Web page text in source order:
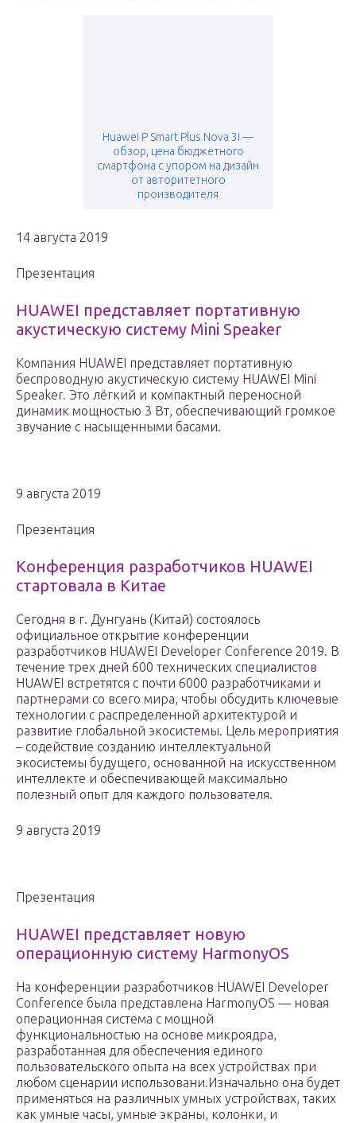
Huawei P Smart Plus Nova 3i —
обзор, цена бюджетного
смартфона с упором на дизайн
от авторитетного
производителя
14 августа 2019
Презентация
HUAWEI представляет портативную
акустическую систему Mini Speaker
Компания HUAWEI представляет портативную
беспроводную акустическую систему HUAWEI Mini
Speaker. Это лёгкий и компактный переносной
динамик мощностью 3 Вт, обеспечивающий громкое
звучание с насыщенными басами.
9 августа 2019
Презентация
Конференция разработчиков HUAWEI
стартовала в Китае
Сегодня в г. Дунгуань (Китай) состоялось
официальное открытие конференции
разработчиков HUAWEI Developer Conference 2019. В
течение трех дней 600 технических специалистов
HUAWEI встретятся с почти 6000 разработчиками и
партнерами со всего мира, чтобы обсудить ключевые
технологии с распределенной архитектурой и
развитие глобальной экосистемы. Цель мероприятия
– содействие созданию интеллектуальной
экосистемы будущего, основанной на искусственном
интеллекте и обеспечивающей максимально
полезный опыт для каждого пользователя.
9 августа 2019
Презентация
HUAWEI представляет новую
операционную систему HarmonyOS
На конференции разработчиков HUAWEI Developer
Conference была представлена HarmonyOS — новая
операционная система с мощной
функциональностью на основе микроядра,
разработанная для обеспечения единого
пользовательского опыта на всех устройствах при
любом сценарии использовани.Изначально она будет
применяться на различных умных устройствах, таких
как умные часы, умные экраны, колонки, и